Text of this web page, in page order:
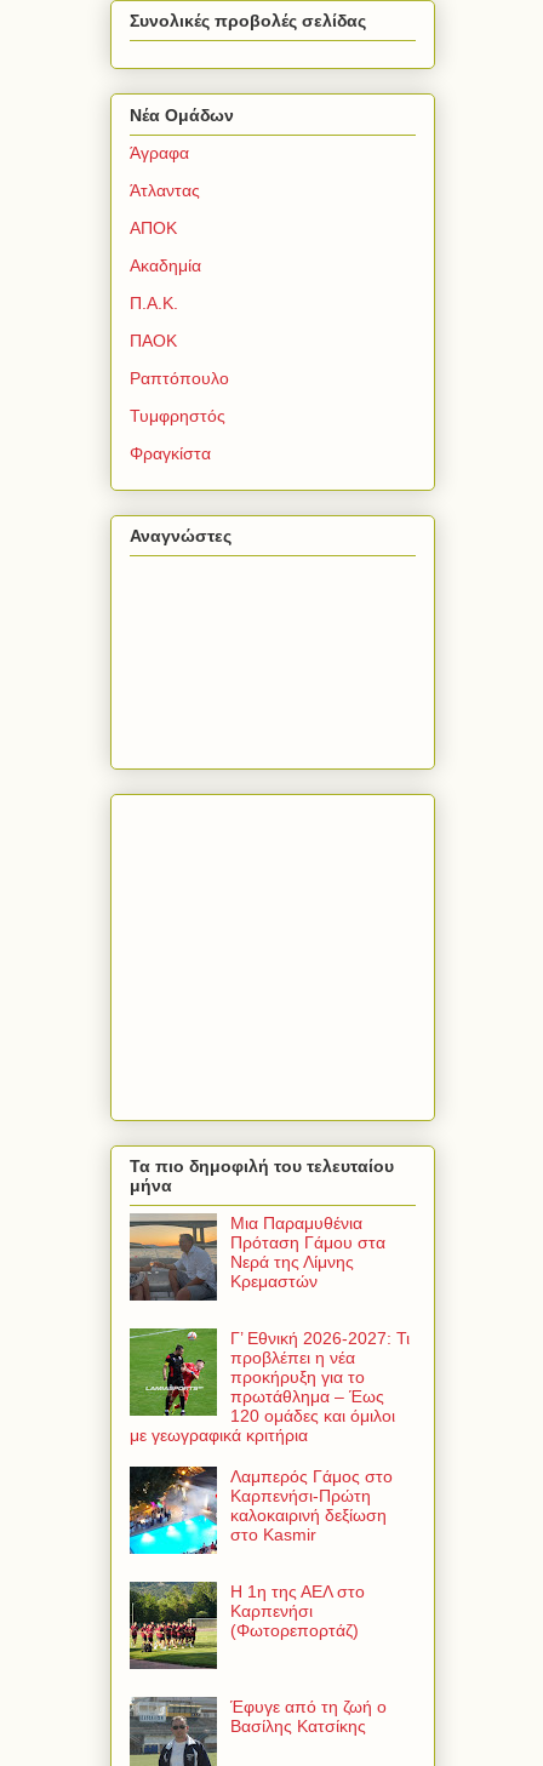
Συνολικές προβολές σελίδας
Νέα Ομάδων
Άγραφα
Άτλαντας
ΑΠΟΚ
Ακαδημία
Π.Α.Κ.
ΠΑΟΚ
Ραπτόπουλο
Τυμφρηστός
Φραγκίστα
Αναγνώστες
Τα πιο δημοφιλή του τελευταίου
μήνα
Μια Παραμυθένια
Πρόταση Γάμου στα
Νερά της Λίμνης
Κρεμαστών
Γ’ Εθνική 2026-2027: Τι
προβλέπει η νέα
προκήρυξη για το
πρωτάθλημα – Έως
120 ομάδες και όμιλοι
με γεωγραφικά κριτήρια
Λαμπερός Γάμος στο
Καρπενήσι-Πρώτη
καλοκαιρινή δεξίωση
στο Kasmir
Η 1η της ΑΕΛ στο
Καρπενήσι
(Φωτορεπορτάζ)
Έφυγε από τη ζωή ο
Βασίλης Κατσίκης